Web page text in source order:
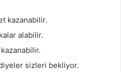
kazanabilir.
alabilir.
sizleri bekliyor.